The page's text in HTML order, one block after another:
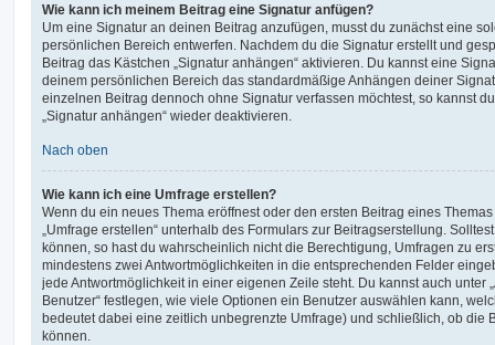
Wie kann ich meinem Beitrag eine Signatur anfügen?
Um eine Signatur an deinen Beitrag anzufügen, musst du zunächst eine
persönlichen Bereich entwerfen. Nachdem du die Signatur erstellt und
Beitrag das Kästchen „Signatur anhängen“ aktivieren. Du kannst eine
deinem persönlichen Bereich das standardmäßige Anhängen deiner
einzelnen Beitrag dennoch ohne Signatur verfassen möchtest, so kannst
„Signatur anhängen“ wieder deaktivieren.
Nach oben
Wie kann ich eine Umfrage erstellen?
Wenn du ein neues Thema eröffnest oder den ersten Beitrag eines
„Umfrage erstellen“ unterhalb des Formulars zur Beitragserstellung.
können, so hast du wahrscheinlich nicht die Berechtigung, Umfragen zu
mindestens zwei Antwortmöglichkeiten in die entsprechenden Felder
jede Antwortmöglichkeit in einer eigenen Zeile steht. Du kannst auch unter
Benutzer“ festlegen, wie viele Optionen ein Benutzer auswählen kann,
bedeutet dabei eine zeitlich unbegrenzte Umfrage) und schließlich, ob die
können.